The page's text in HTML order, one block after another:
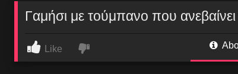
Γαμήσι με τούμπανο που
Like